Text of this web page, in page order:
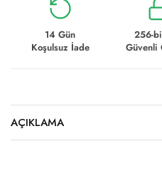
14 Gün
Koşulsuz İade
256-
Güvenli
AÇIKLAMA